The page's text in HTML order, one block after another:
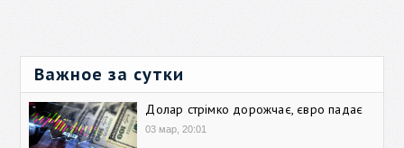
Важное за сутки
Долар стрімко дорожчає, євро падає
03 мар, 20:01